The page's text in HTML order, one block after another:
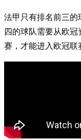
法甲只有排名前三的
四的球队需要从欧
赛，才能进入欧冠联